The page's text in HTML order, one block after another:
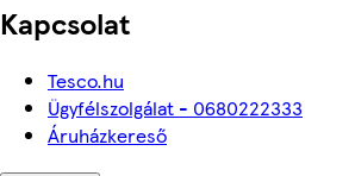
Kapcsolat
Tesco.hu
Ügyfélszolgálat - 0680222333
Áruházkereső